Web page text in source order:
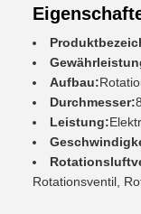
Aufbau:
Durchmesser:
Leistung:
Rotationsventil,